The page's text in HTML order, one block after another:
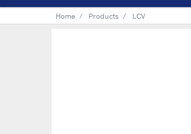
Home Products LCV